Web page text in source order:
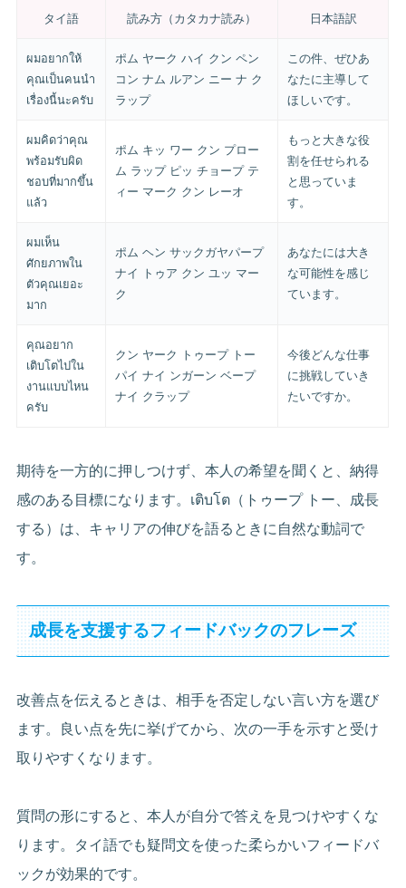
タイ語 読み方（カタカナ読み） 日本語訳
ผมอยากให้
คุณเป็นคนนำ
เรื่องนี้นะครับ
ポム ヤーク ハイ クン ペン
コン ナム ルアン ニー ナ ク
ラップ
この件、ぜひあ
なたに主導して
ほしいです。
ผมคิดว่าคุณ
พร้อมรับผิด
ชอบที่มากขึ้น
แล้ว
ポム キッ ワー クン プロー
ム ラップ ピッ チョープ テ
ィー マーク クン レーオ
もっと大きな役
割を任せられる
と思っていま
す。
ผมเห็น
ศักยภาพใน
ตัวคุณเยอะ
มาก
ポム ヘン サックガヤパープ
ナイ トゥア クン ユッ マー
ク
あなたには大き
な可能性を感じ
ています。
คุณอยาก
เติบโตไปใน
งานแบบไหน
ครับ
クン ヤーク トゥープ トー
パイ ナイ ンガーン ベープ
ナイ クラップ
今後どんな仕事
に挑戦していき
たいですか。
期待を一方的に押しつけず、本人の希望を聞くと、納得
感のある目標になります。เติบโต（トゥープ トー、成長
する）は、キャリアの伸びを語るときに自然な動詞で
す。
成長を支援するフィードバックのフレーズ
改善点を伝えるときは、相手を否定しない言い方を選び
ます。良い点を先に挙げてから、次の一手を示すと受け
取りやすくなります。
質問の形にすると、本人が自分で答えを見つけやすくな
ります。タイ語でも疑問文を使った柔らかいフィードバ
ックが効果的です。